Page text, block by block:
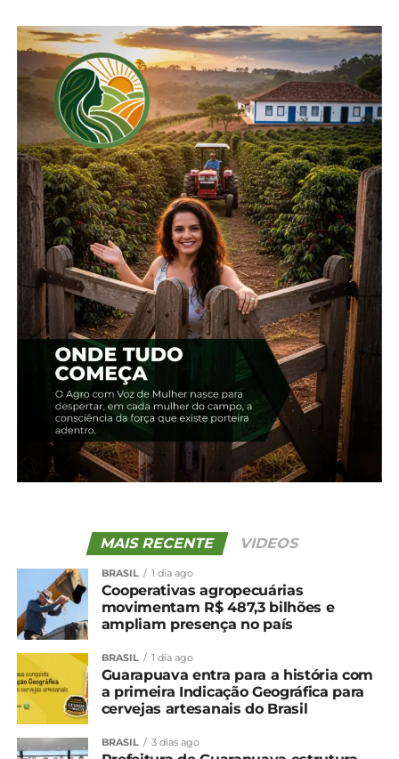
Compartilhe isso:
Facebook 18+
MAIS RECENTE VIDEOS
BRASIL 1 dia ago
Cooperativas agropecuárias
movimentam R$ 487,3 bilhões e
ampliam presença no país
BRASIL 1 dia ago
Guarapuava entra para a história com
a primeira Indicação Geográfica para
cervejas artesanais do Brasil
BRASIL 3 dias ago